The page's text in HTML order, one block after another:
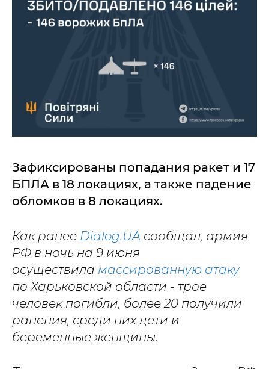
Зафиксированы попадания ракет и 17
БПЛА в 18 локациях, а также падение
обломков в 8 локациях.
Как ранее Dialog.UA сообщал, армия
РФ в ночь на 9 июня
осуществила массированную атаку
по Харьковской области - трое
человек погибли, более 20 получили
ранения, среди них дети и
беременные женщины.